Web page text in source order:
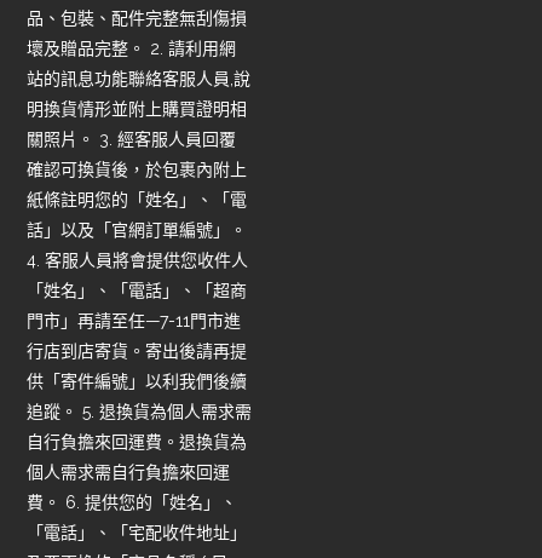
品、包裝、配件完整無刮傷損
壞及贈品完整。 2. 請利用網
站的訊息功能聯絡客服人員,說
明換貨情形並附上購買證明相
關照片。 3. 經客服人員回覆
確認可換貨後，於包裹內附上
紙條註明您的「姓名」、「電
話」以及「官網訂單編號」。
4. 客服人員將會提供您收件人
「姓名」、「電話」、「超商
門市」再請至任—7-11門市進
行店到店寄貨。寄出後請再提
供「寄件編號」以利我們後續
追蹤。 5. 退換貨為個人需求需
自行負擔來回運費。退換貨為
個人需求需自行負擔來回運
費。 6. 提供您的「姓名」、
「電話」、「宅配收件地址」